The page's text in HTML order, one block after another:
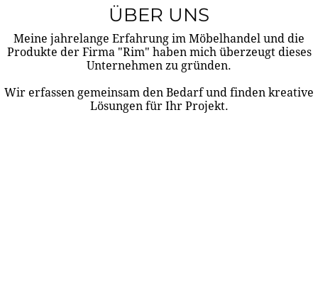
ÜBER UNS
Meine jahrelange Erfahrung im Möbelhandel und die
Produkte der Firma "Rim" haben mich überzeugt dieses
Unternehmen zu gründen.
Wir erfassen gemeinsam den Bedarf und finden kreative
Lösungen für Ihr Projekt.